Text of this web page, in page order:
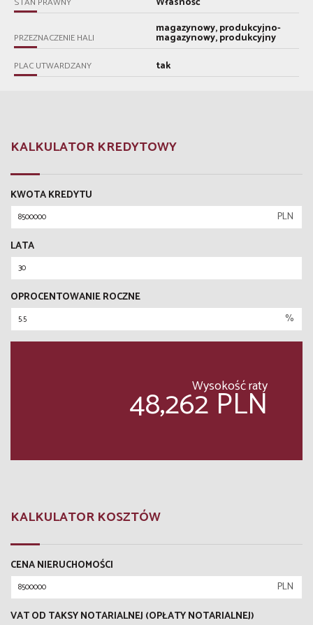
PRZEZNACZENIE HALI
magazynowy, produkcyjno-
magazynowy, produkcyjny
PLAC UTWARDZANY tak
KALKULATOR KREDYTOWY
KWOTA KREDYTU
PLN
LATA
OPROCENTOWANIE ROCZNE
%
Wysokość raty
48,262 PLN
KALKULATOR KOSZTÓW
CENA NIERUCHOMOŚCI
PLN
VAT OD TAKSY NOTARIALNEJ (OPŁATY NOTARIALNEJ)